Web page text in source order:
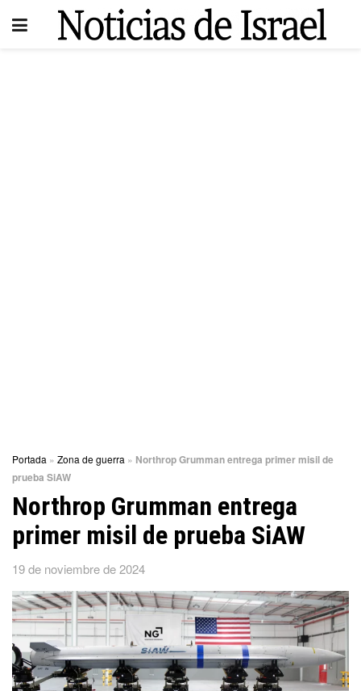
Portada » Zona de guerra » Northrop Grumman entrega primer misil de
prueba SiAW
Northrop Grumman entrega
primer misil de prueba SiAW
19 de noviembre de 2024